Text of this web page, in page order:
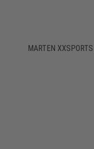
MARTEN